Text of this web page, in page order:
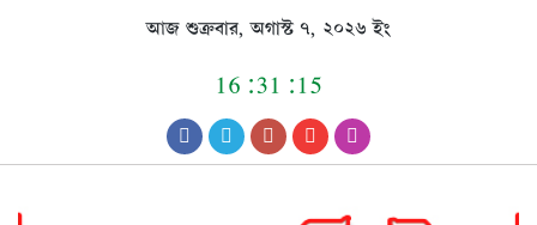
আজ শুক্রবার, অগাস্ট ৭, ২০২৬ ইং
16:31:16